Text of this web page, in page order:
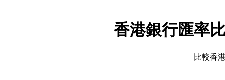
香港銀行匯率
比較香